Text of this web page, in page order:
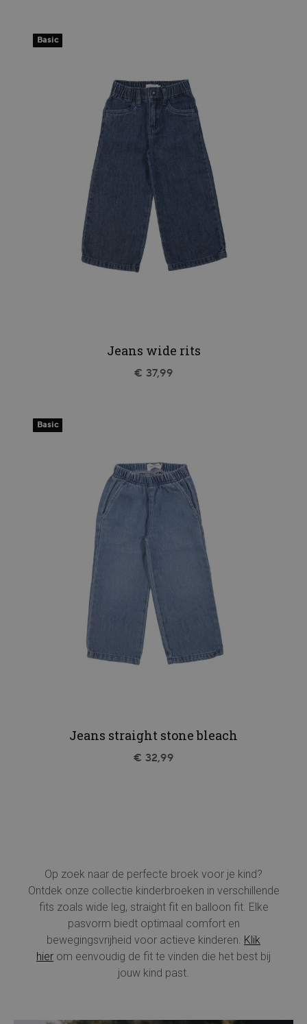
Basic
Jeans wide rits
€ 37,99
Basic
Jeans straight stone bleach
€ 32,99
Op zoek naar de perfecte broek voor je kind?
Ontdek onze collectie kinderbroeken in verschillende
fits zoals wide leg, straight fit en balloon fit. Elke
pasvorm biedt optimaal comfort en
bewegingsvrijheid voor actieve kinderen. Klik
hier om eenvoudig de fit te vinden die het best bij
jouw kind past.